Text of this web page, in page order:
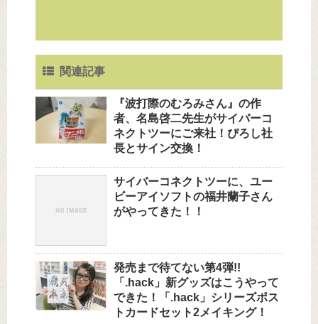
関連記事
『波打際のむろみさん』の作
者、名島啓二先生がサイバーコ
ネクトツーにご来社！ぴろし社
長とサイン交換！
サイバーコネクトツーに、ユー
ビーアイソフトの福井蘭子さん
がやってきた！！
発売まで待てない第4弾!!
「.hack」新グッズはこうやって
できた！「.hack」シリーズポス
トカードセット2メイキング！